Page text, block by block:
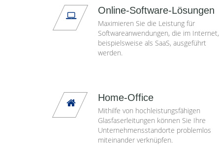
Online-Software-Lösungen
Maximieren Sie die Leistung für
Softwareanwendungen, die im Internet,
beispielsweise als SaaS, ausgeführt
werden.
Home-Office
Mithilfe von hochleistungsfähigen
Glasfaserleitungen können Sie Ihre
Unternehmensstandorte problemlos
miteinander verknüpfen.